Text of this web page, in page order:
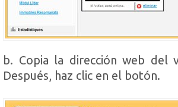
b. Copia la dirección web del
Después, haz clic en el botón.